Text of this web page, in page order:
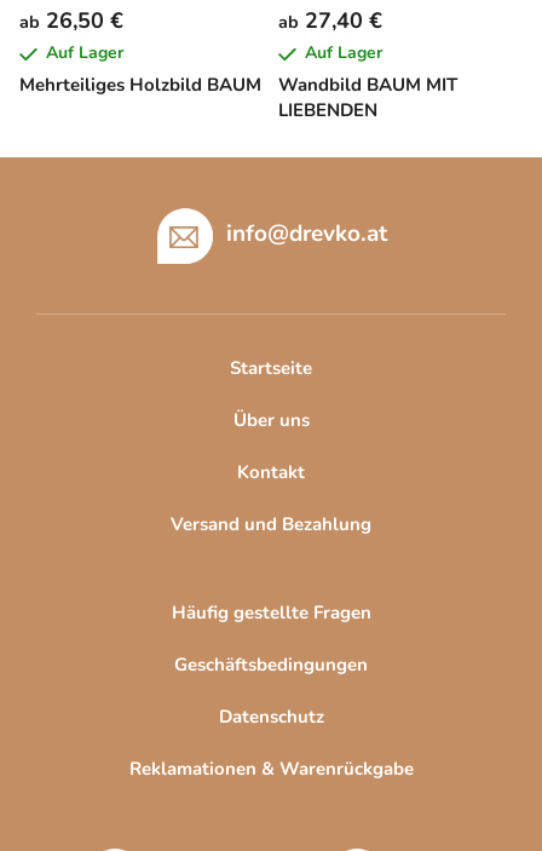
Mehrteiliges Holzbild BAUM
ab 26,50 €
Auf Lager
Wandbild BAUM MIT
LIEBENDEN
ab 27,40 €
Auf Lager
info@drevko.at
Startseite
Über uns
Kontakt
Versand und Bezahlung
Häufig gestellte Fragen
Geschäftsbedingungen
Datenschutz
Reklamationen & Warenrückgabe